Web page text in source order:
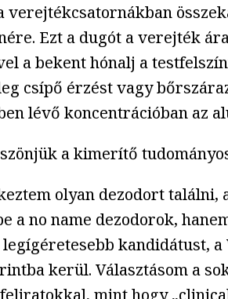
verejtékcsatornákban
Ezt a dugót a verejték
a bekent hónalj a
csípő érzést vagy
lévő koncentrációban az
a kimerítő
olyan dezodort találni,
a no name dezodorok,
kandidátust,
kerül. Választásom a
mint hogy